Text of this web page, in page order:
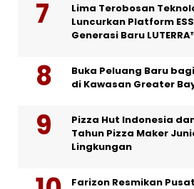
Lima Terobosan
Luncurkan Platform
Generasi Baru
Buka Peluang Baru
di Kawasan Greater
Pizza Hut Indonesia
Tahun Pizza Maker
Lingkungan
Farizon Resmikan